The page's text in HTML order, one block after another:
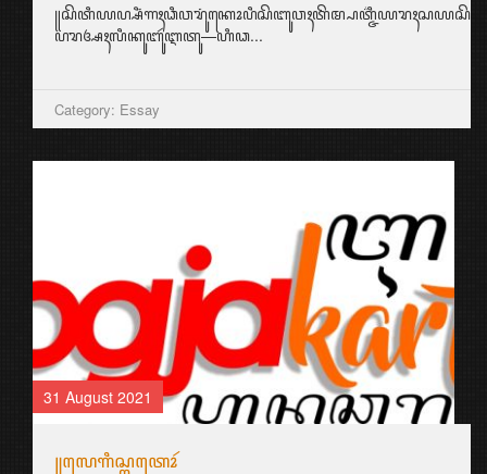
ꦥꦫꦄꦃꦭꦶꦏꦸꦧꦸꦂꦆꦠꦸ—ꦲꦶꦣ...
Category: Essay
31 August 2021
꧋ꦭꦺꦒꦶꦱ꧀ꦭꦠꦺꦴꦂ